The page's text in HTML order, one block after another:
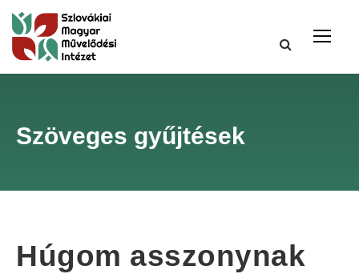
Szöveges gyűjtések
Húgom asszonynak